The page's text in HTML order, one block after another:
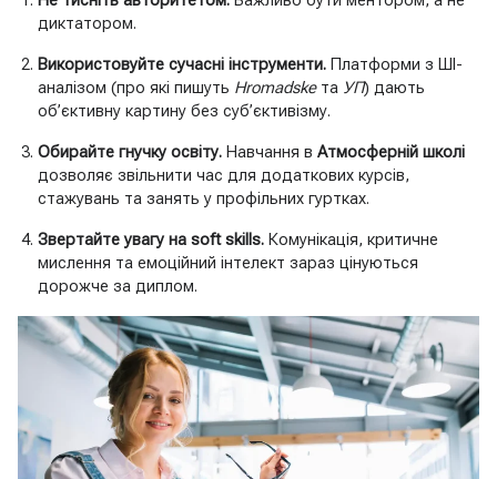
диктатором.
Використовуйте сучасні інструменти.Платформи з ШІ-
аналізом (про які пишуть Hromadskeта УП) дають
об’єктивну картину без суб’єктивізму.
Обирайте гнучку освіту.Навчання в Атмосферній школі
дозволяє звільнити час для додаткових курсів,
стажувань та занять у профільних гуртках.
Звертайте увагу на soft skills.Комунікація, критичне
мислення та емоційний інтелект зараз цінуються
дорожче за диплом.